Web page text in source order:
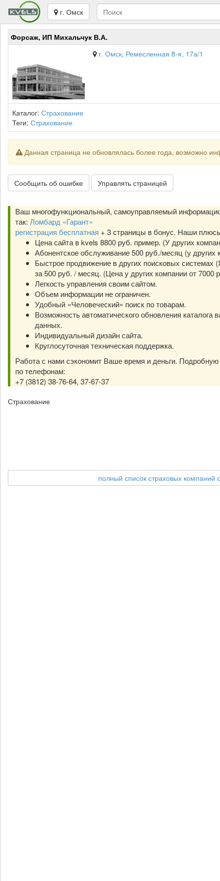
г. Омск
Форсаж, ИП Михальчук В.А.
г. Омск, Ремесленная 8-я, 17а/1
Каталог: Страхование
Теги: Страхование
Данная страница не обновлялась более года, возможно
Сообщить об ошибке Управлять страницей
Ваш многофункциональный, самоуправляемый
так: Ломбард «Гарант»
регистрация бесплатная + 3 страницы в бонус. Наши
Цена сайта в kvels 8800 руб. пример. (У других
Абонентское обслуживание 500 руб./месяц (у других
Быстрое продвижение в других поисковых системах
за 500 руб. / месяц. (Цена у других компании от 7000
Легкость управления своим сайтом.
Объем информации не ограничен.
Удобный «Человеческий» поиск по товарам.
Возможность автоматического обновления каталога
данных.
Индивидуальный дизайн сайта.
Круглосуточная техническая поддержка.
Работа с нами сэкономит Ваше время и деньги.
по телефонам:
+7 (3812) 38-76-64, 37-67-37
Страхование
полный список страховых компаний